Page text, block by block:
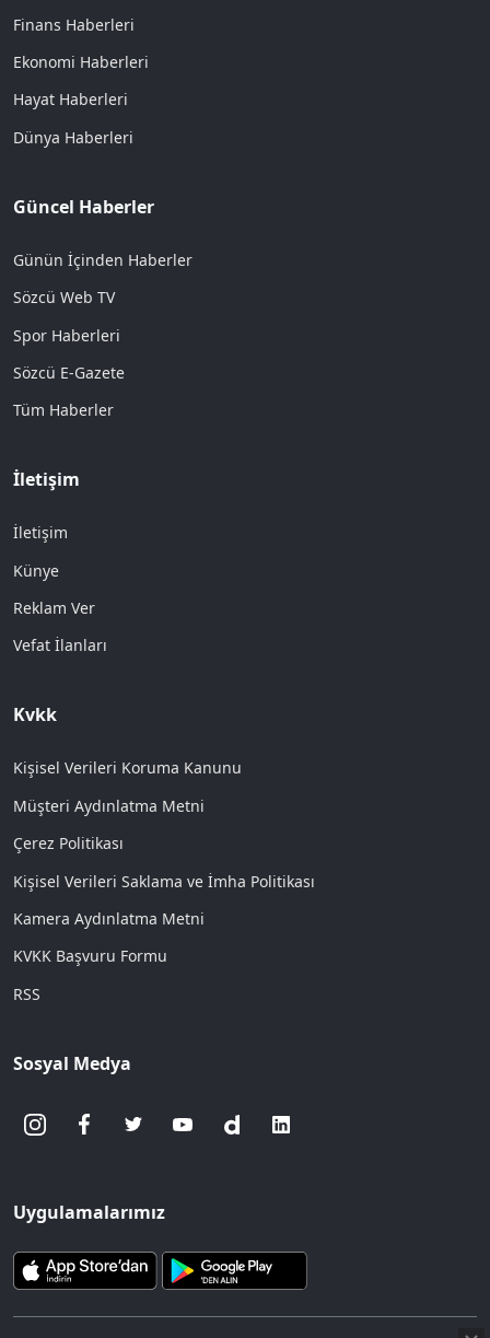
Finans Haberleri
Ekonomi Haberleri
Hayat Haberleri
Dünya Haberleri
Güncel Haberler
Günün İçinden Haberler
Sözcü Web TV
Spor Haberleri
Sözcü E-Gazete
Tüm Haberler
İletişim
İletişim
Künye
Reklam Ver
Vefat İlanları
Kvkk
Kişisel Verileri Koruma Kanunu
Müşteri Aydınlatma Metni
Çerez Politikası
Kişisel Verileri Saklama ve İmha Politikası
Kamera Aydınlatma Metni
KVKK Başvuru Formu
RSS
Sosyal Medya
Uygulamalarımız